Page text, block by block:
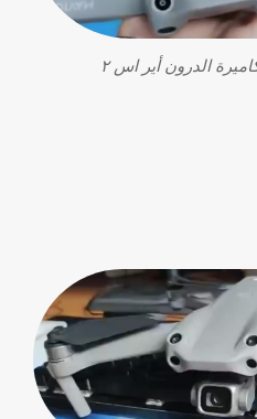
الدرون أير اس ٢